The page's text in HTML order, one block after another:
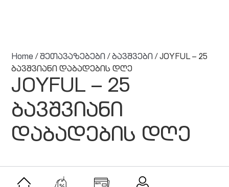
Home /შეთავაზებები /ბავშვები / JOYFUL – 25
ბავშვიანი დაბადების დღე
JOYFUL – 25
ბავშვიანი
დაბადების დღე
მსგავსი შეთავაზებები